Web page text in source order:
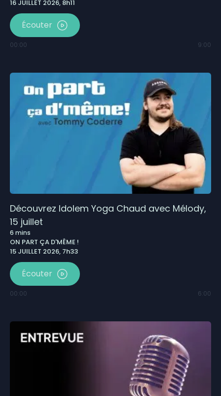
16 JUILLET 2026, 8h11
Écouter
00:00 9:00
Découvrez Idolem Yoga Chaud avec Mélody,
15 juillet
6 mins
ON PART ÇA D'MÊME !
15 JUILLET 2026, 7h33
Écouter
00:00 6:00